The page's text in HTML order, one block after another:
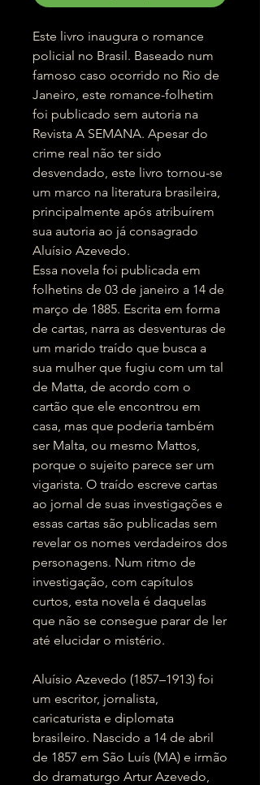
Este livro inaugura o romance
policial no Brasil. Baseado num
famoso caso ocorrido no Rio de
Janeiro, este romance-folhetim
foi publicado sem autoria na
Revista A SEMANA. Apesar do
crime real não ter sido
desvendado, este livro tornou-se
um marco na literatura brasileira,
principalmente após atribuírem
sua autoria ao já consagrado
Aluísio Azevedo.
Essa novela foi publicada em
folhetins de 03 de janeiro a 14 de
março de 1885. Escrita em forma
de cartas, narra as desventuras de
um marido traído que busca a
sua mulher que fugiu com um tal
de Matta, de acordo com o
cartão que ele encontrou em
casa, mas que poderia também
ser Malta, ou mesmo Mattos,
porque o sujeito parece ser um
vigarista. O traído escreve cartas
ao jornal de suas investigações e
essas cartas são publicadas sem
revelar os nomes verdadeiros dos
personagens. Num ritmo de
investigação, com capítulos
curtos, esta novela é daquelas
que não se consegue parar de ler
até elucidar o mistério.
Aluísio Azevedo (1857–1913) foi
um escritor, jornalista,
caricaturista e diplomata
brasileiro. Nascido a 14 de abril
de 1857 em São Luís (MA) e irmão
do dramaturgo Artur Azevedo,